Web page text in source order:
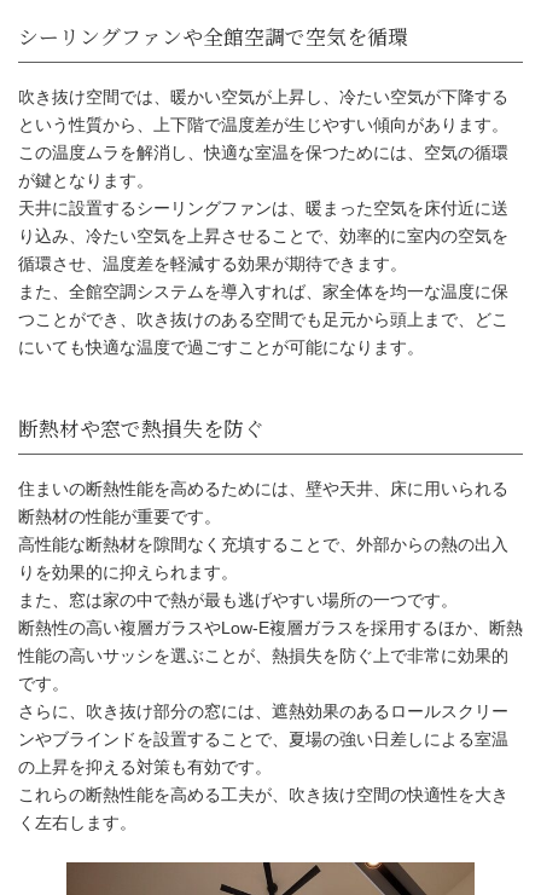
シーリングファンや全館空調で空気を循環
吹き抜け空間では、暖かい空気が上昇し、冷たい空気が下降する
という性質から、上下階で温度差が生じやすい傾向があります。
この温度ムラを解消し、快適な室温を保つためには、空気の循環
が鍵となります。
天井に設置するシーリングファンは、暖まった空気を床付近に送
り込み、冷たい空気を上昇させることで、効率的に室内の空気を
循環させ、温度差を軽減する効果が期待できます。
また、全館空調システムを導入すれば、家全体を均一な温度に保
つことができ、吹き抜けのある空間でも足元から頭上まで、どこ
にいても快適な温度で過ごすことが可能になります。
住まいの断熱性能を高めるためには、壁や天井、床に用いられる
断熱材の性能が重要です。
高性能な断熱材を隙間なく充填することで、外部からの熱の出入
りを効果的に抑えられます。
また、窓は家の中で熱が最も逃げやすい場所の一つです。
断熱性の高い複層ガラスやLow-E複層ガラスを採用するほか、断熱
性能の高いサッシを選ぶことが、熱損失を防ぐ上で非常に効果的
です。
さらに、吹き抜け部分の窓には、遮熱効果のあるロールスクリー
ンやブラインドを設置することで、夏場の強い日差しによる室温
の上昇を抑える対策も有効です。
これらの断熱性能を高める工夫が、吹き抜け空間の快適性を大き
く左右します。